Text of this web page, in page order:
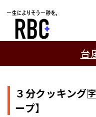
台
３分クッキング
ープ】